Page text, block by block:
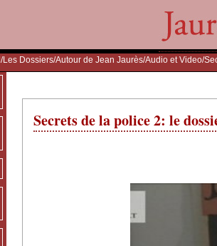
/Les Dossiers/Autour de Jean Jaurès/Audio et Video/
Secrets de la police 2: le